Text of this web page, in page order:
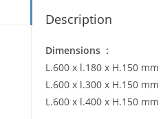
Description
Dimensions :
L.600 x l.180 x H.150 mm
L.600 x l.300 x H.150 mm
L.600 x l.400 x H.150 mm